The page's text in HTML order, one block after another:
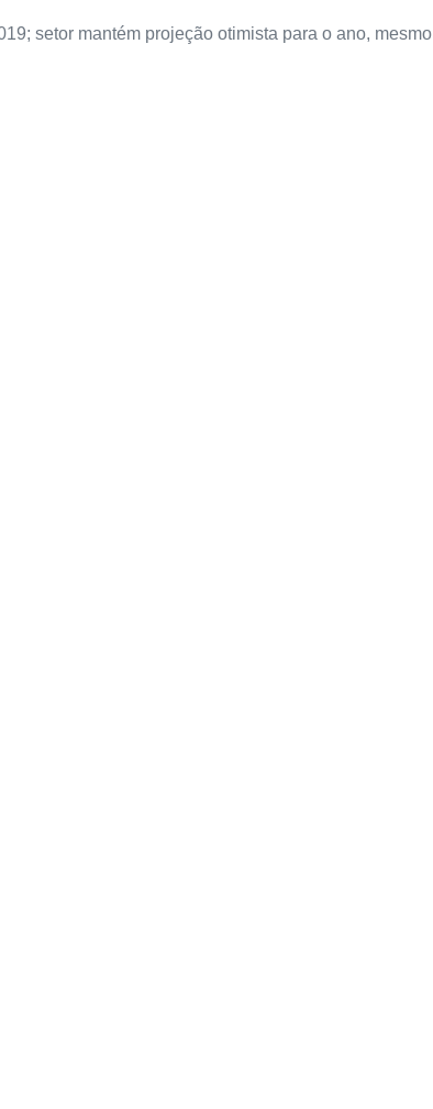
setor mantém projeção otimista para o ano, mesmo